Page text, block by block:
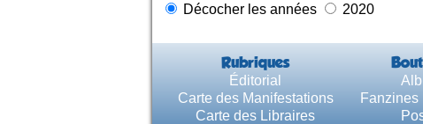
Décocher les années
2020
Rubriques
Éditorial
Carte des Manifestations
Fanzines
Carte des Libraires